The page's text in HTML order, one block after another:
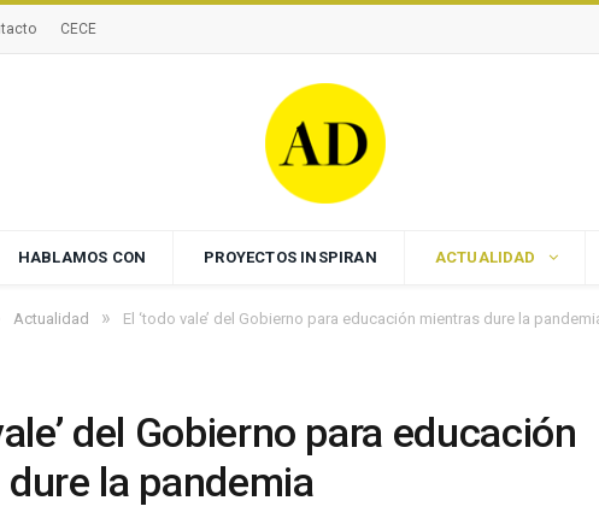
CECE
HABLAMOS CON PROYECTOS INSPIRAN ACTUALIDAD
Actualidad » El ‘todo vale’ del Gobierno para educación mientras dure la
del Gobierno para educación
la pandemia